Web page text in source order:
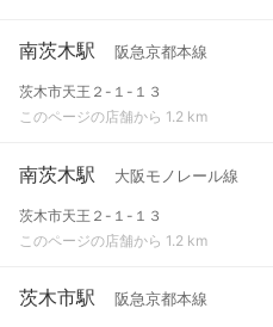
南茨木駅 阪急京都本線
茨木市天王２-１-１３
このページの店舗から 1.2 km
南茨木駅 大阪モノレール線
茨木市天王２-１-１３
このページの店舗から 1.2 km
茨木市駅 阪急京都本線